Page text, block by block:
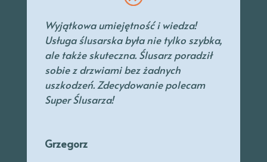
Wyjątkowa umiejętność i wiedza!
Usługa ślusarska była nie tylko szybka,
ale także skuteczna. Ślusarz poradził
sobie z drzwiami bez żadnych
uszkodzeń. Zdecydowanie polecam
Super Ślusarza!
Grzegorz